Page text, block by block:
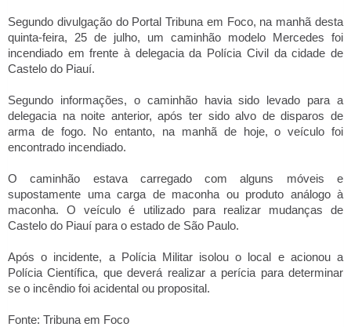
Segundo divulgação do Portal Tribuna em Foco, na manhã desta
quinta-feira, 25 de julho, um caminhão modelo Mercedes foi
incendiado em frente à delegacia da Polícia Civil da cidade de
Castelo do Piauí.
Segundo informações, o caminhão havia sido levado para a
delegacia na noite anterior, após ter sido alvo de disparos de
arma de fogo. No entanto, na manhã de hoje, o veículo foi
encontrado incendiado.
O caminhão estava carregado com alguns móveis e
supostamente uma carga de maconha ou produto análogo à
maconha. O veículo é utilizado para realizar mudanças de
Castelo do Piauí para o estado de São Paulo.
Após o incidente, a Polícia Militar isolou o local e acionou a
Polícia Científica, que deverá realizar a perícia para determinar
se o incêndio foi acidental ou proposital.
Fonte: Tribuna em Foco